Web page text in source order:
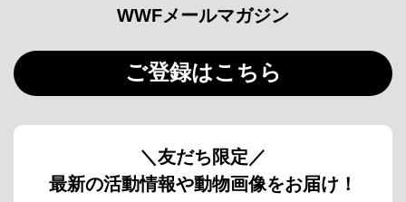
WWFメールマガジン
ご登録はこちら
＼友だち限定／
最新の活動情報や動物画像をお届け！